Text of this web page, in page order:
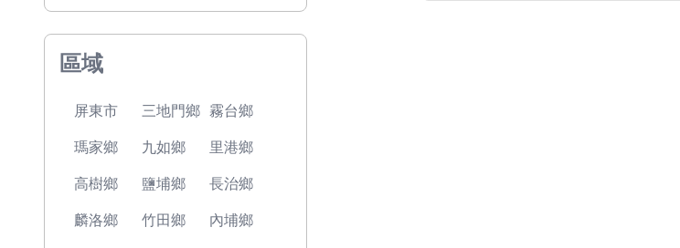
區域
屏東市 三地門鄉 霧台鄉
瑪家鄉 九如鄉 里港鄉
高樹鄉 鹽埔鄉 長治鄉
麟洛鄉 竹田鄉 內埔鄉